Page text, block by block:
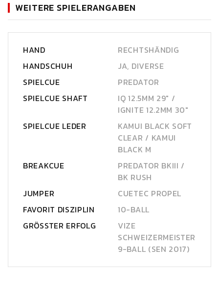
WEITERE SPIELERANGABEN
HAND
RECHTSHÄNDIG
HANDSCHUH
JA, DIVERSE
SPIELCUE
PREDATOR
SPIELCUE SHAFT
IQ 12.5MM 29" /
IGNITE 12.2MM 30"
SPIELCUE LEDER
KAMUI BLACK SOFT
CLEAR / KAMUI
BLACK M
BREAKCUE
PREDATOR BKIII /
BK RUSH
JUMPER
CUETEC PROPEL
FAVORIT DISZIPLIN
10-BALL
GRÖSSTER ERFOLG
VIZE
SCHWEIZERMEISTER
9-BALL (SEN 2017)